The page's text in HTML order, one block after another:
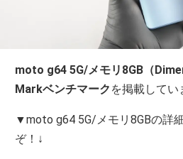
moto g64 5G/メモリ8GB（
Markベンチマーク を掲載してい
▼moto g64 5G/メモリ8GBの詳
ぞ！↓